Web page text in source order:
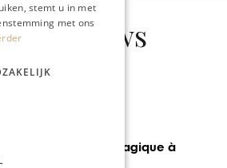
nieuws
Un week-end magique à
stemt u in met
met ons